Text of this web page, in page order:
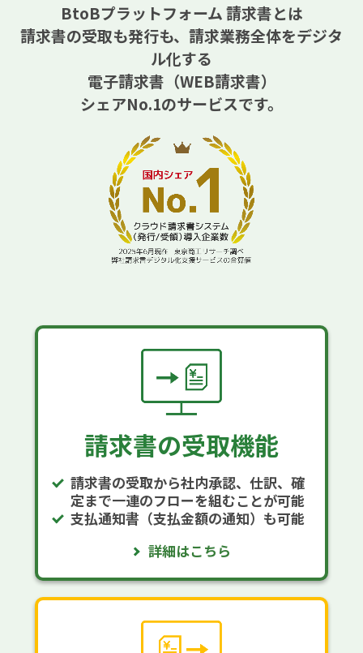
BtoBプラットフォーム 請求書とは
請求書の受取も発行も、請求業務全体をデジタ
ル化する
電子請求書（WEB請求書）
シェアNo.1のサービスです。
請求書の受取機能
請求書の受取から社内承認、仕訳、確
定まで一連のフローを組むことが可能
支払通知書（支払金額の通知）も可能
詳細はこちら